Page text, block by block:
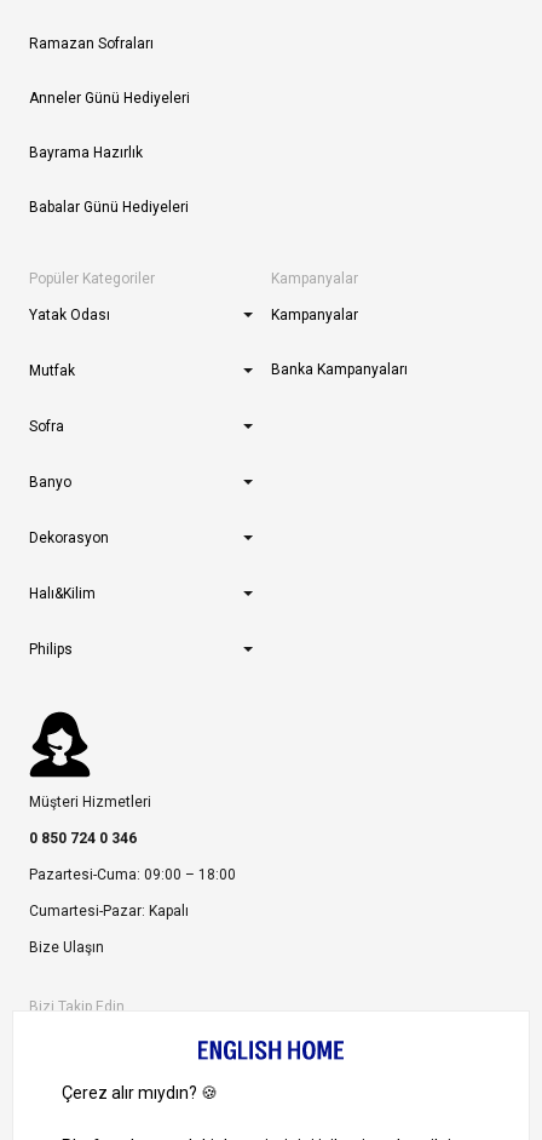
Ramazan Sofraları
Anneler Günü Hediyeleri
Bayrama Hazırlık
Babalar Günü Hediyeleri
Popüler Kategoriler
Yatak Odası
Mutfak
Sofra
Banyo
Dekorasyon
Halı&Kilim
Philips
Kampanyalar
Kampanyalar
Banka Kampanyaları
Müşteri Hizmetleri
0 850 724 0 346
Pazartesi-Cuma: 09:00 – 18:00
Cumartesi-Pazar: Kapalı
Bize Ulaşın
Bizi Takip Edin